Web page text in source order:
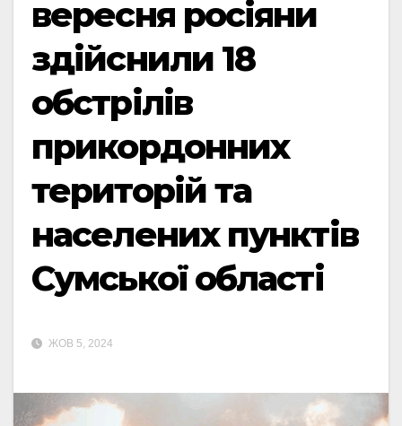
вересня росіяни
здійснили 18
обстрілів
прикордонних
територій та
населених пунктів
Сумської області
ЖОВ 5, 2024